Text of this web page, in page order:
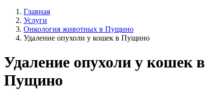
Главная
Услуги
Онкология животных в Пущино
Удаление опухоли у кошек в Пущино
Удаление опухоли у кошек в
Пущино